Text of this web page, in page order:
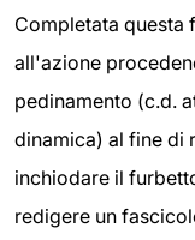
Completata questa
all'azione
pedinamento (c.d.
dinamica) al fine di
inchiodare il
redigere un